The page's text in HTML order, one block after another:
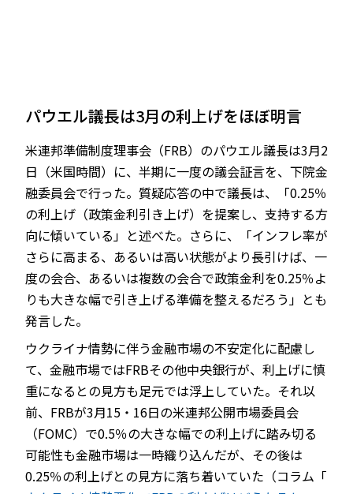
JP EN
パウエル議長は3月の利上げをほぼ明言
米連邦準備制度理事会（FRB）のパウエル議長は3月2
日（米国時間）に、半期に一度の議会証言を、下院金
融委員会で行った。質疑応答の中で議長は、「0.25％
の利上げ（政策金利引き上げ）を提案し、支持する方
向に傾いている」と述べた。さらに、「インフレ率が
さらに高まる、あるいは高い状態がより長引けば、一
度の会合、あるいは複数の会合で政策金利を0.25％よ
りも大きな幅で引き上げる準備を整えるだろう」とも
発言した。
ウクライナ情勢に伴う金融市場の不安定化に配慮し
て、金融市場ではFRBその他中央銀行が、利上げに慎
重になるとの見方も足元では浮上していた。それ以
前、FRBが3月15・16日の米連邦公開市場委員会
（FOMC）で0.5％の大きな幅での利上げに踏み切る
可能性も金融市場は一時織り込んだが、その後は
0.25％の利上げとの見方に落ち着いていた（コラム「